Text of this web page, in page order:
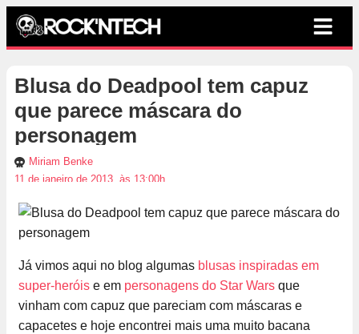
Blusa do Deadpool tem capuz
que parece máscara do
personagem
Miriam Benke
11 de janeiro de 2013, às 13:00h
Já vimos aqui no blog algumas blusas inspiradas em
super-heróis e em personagens do Star Wars que
vinham com capuz que pareciam com máscaras e
capacetes e hoje encontrei mais uma muito bacana